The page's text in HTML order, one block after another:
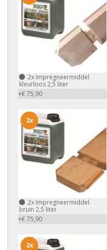
2x Impregneermiddel
kleurloos 2,5 liter
+€ 75,90
2x Impregneermiddel
bruin 2,5 liter
+€ 75,90
2x
2x